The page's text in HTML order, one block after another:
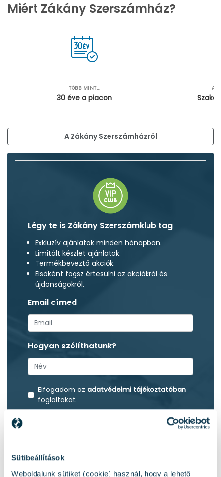
Sütibeállítások
Weboldalunk sütiket (cookie) használ, hogy a lehető
Miért Zákány Szerszámház?
TÖBB MINT...
30 éve a piacon
A Zákány Szerszámházról
Légy te is Zákány Szerszámklub tag
Exkluzív ajánlatok minden hónapban.
Limitált készlet ajánlatok.
Termékbeveztő akciók.
Elsőként fogsz értesülni az akciókról és
újdonságokról.
Email címed
Hogyan szólíthatunk?
Elfogadom az adatvédelmi tájékoztatóban
foglaltakat.